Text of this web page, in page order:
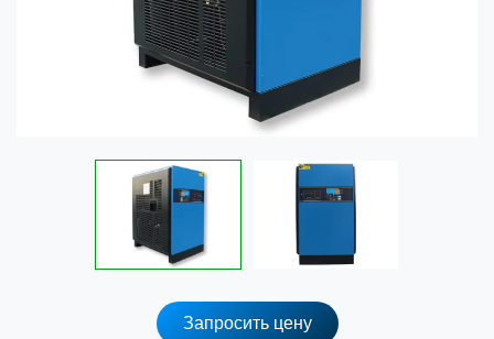
Запросить цену